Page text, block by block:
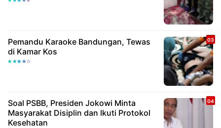
Pemandu Karaoke Bandungan, Tewas
di Kamar Kos
Soal PSBB, Presiden Jokowi Minta
Masyarakat Disiplin dan Ikuti Protokol
Kesehatan